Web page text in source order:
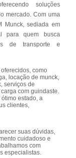
soluções
mercado. Com uma
Munck, sediada em
para quem busca
de transporte e
como
locação de munck,
serviços de
com guindaste.
estado, a
clientes,
suas dúvidas,
cuidadoso e
com
especialistas.